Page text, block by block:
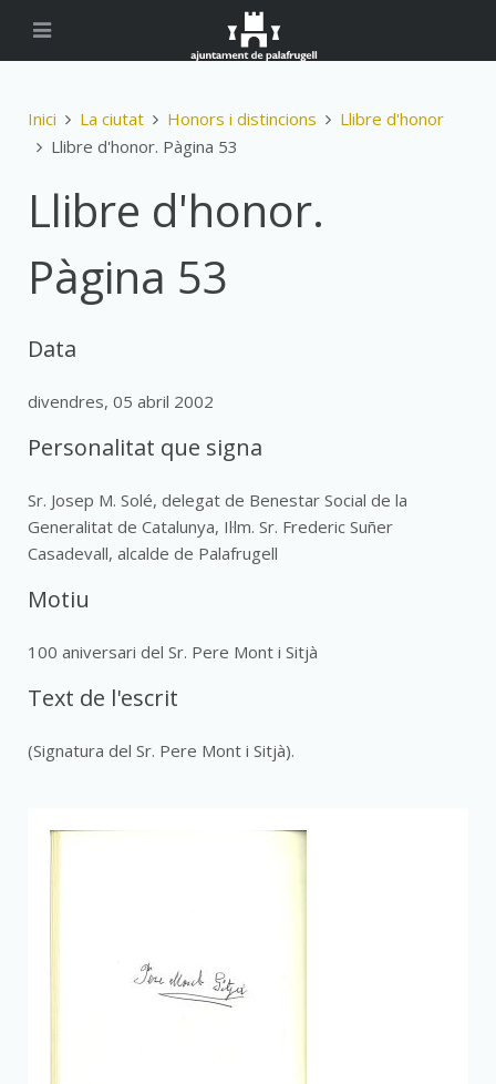
Inici La ciutat Honors i distincions
Llibre d'honor
Llibre d'honor. Pàgina 53
Llibre d'honor.
Pàgina 53
Data
divendres, 05 abril 2002
Personalitat que signa
Sr. Josep M. Solé, delegat de Benestar Social de la
Generalitat de Catalunya, Il·lm. Sr. Frederic Suñer
Casadevall, alcalde de Palafrugell
Motiu
100 aniversari del Sr. Pere Mont i Sitjà
Text de l'escrit
(Signatura del Sr. Pere Mont i Sitjà).